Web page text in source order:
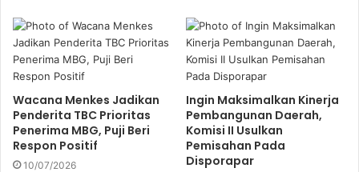
Wacana Menkes Jadikan
Penderita TBC Prioritas
Penerima MBG, Puji Beri
Respon Positif
10/07/2026
Ingin Maksimalkan Kinerja
Pembangunan Daerah,
Komisi II Usulkan
Pemisahan Pada
Disporapar